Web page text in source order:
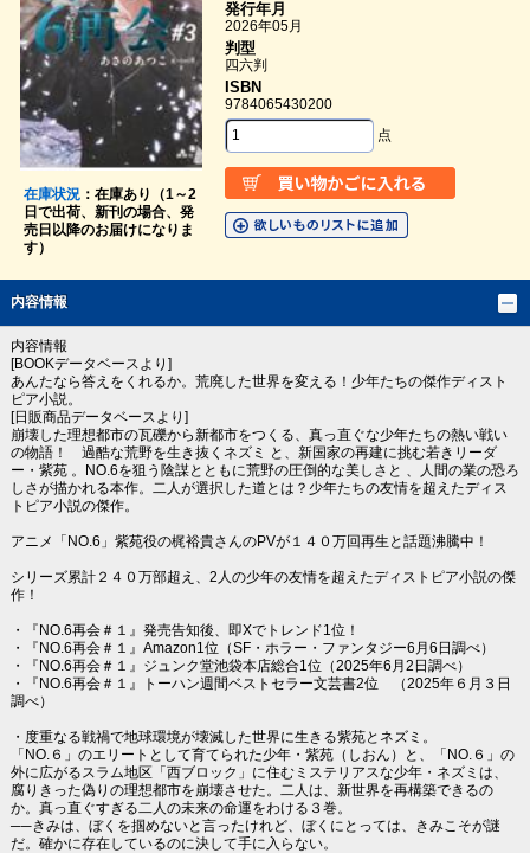
在庫状況：在庫あり（1～2
日で出荷、新刊の場合、発
売日以降のお届けになりま
す）
発行年月
2026年05月
判型
四六判
ISBN
9784065430200
点
内容情報
内容情報
[BOOKデータベースより]
あんたなら答えをくれるか。荒廃した世界を変える！少年たちの傑作ディスト
ピア小説。
[日販商品データベースより]
崩壊した理想都市の瓦礫から新都市をつくる、真っ直ぐな少年たちの熱い戦い
の物語！ 過酷な荒野を生き抜くネズミ と、新国家の再建に挑む若きリーダ
ー・紫苑 。NO.6を狙う陰謀とともに荒野の圧倒的な美しさと 、人間の業の恐ろ
しさが描かれる本作。二人が選択した道とは？少年たちの友情を超えたディス
トピア小説の傑作。
アニメ「NO.6」紫苑役の梶裕貴さんのPVが１４０万回再生と話題沸騰中！
シリーズ累計２４０万部超え、2人の少年の友情を超えたディストピア小説の傑
作！
・『NO.6再会＃１』発売告知後、即Xでトレンド1位！
・『NO.6再会＃１』Amazon1位（SF・ホラー・ファンタジー6月6日調べ）
・『NO.6再会＃１』ジュンク堂池袋本店総合1位（2025年6月2日調べ）
・『NO.6再会＃１』トーハン週間ベストセラー文芸書2位 （2025年６月３日
調べ）
・度重なる戦禍で地球環境が壊滅した世界に生きる紫苑とネズミ。
「NO.６」のエリートとして育てられた少年・紫苑（しおん）と、「NO.６」の
外に広がるスラム地区「西ブロック」に住むミステリアスな少年・ネズミは、
腐りきった偽りの理想都市を崩壊させた。二人は、新世界を再構築できるの
か。真っ直ぐすぎる二人の未来の命運をわける３巻。
──きみは、ぼくを掴めないと言ったけれど、ぼくにとっては、きみこそが謎
だ。確かに存在しているのに決して手に入らない。